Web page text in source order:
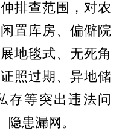
排查范围，对农
置库房、偏僻院
地毯式、无死角
照过期、异地储
存等突出违法问
患漏网。